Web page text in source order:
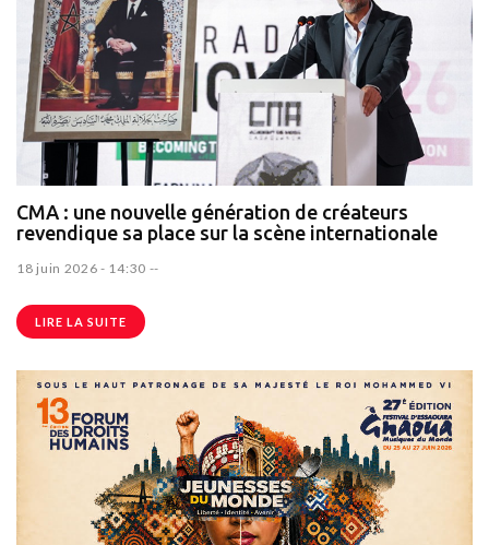
CMA : une nouvelle génération de créateurs
revendique sa place sur la scène internationale
18 juin 2026 - 14:30 --
LIRE LA SUITE